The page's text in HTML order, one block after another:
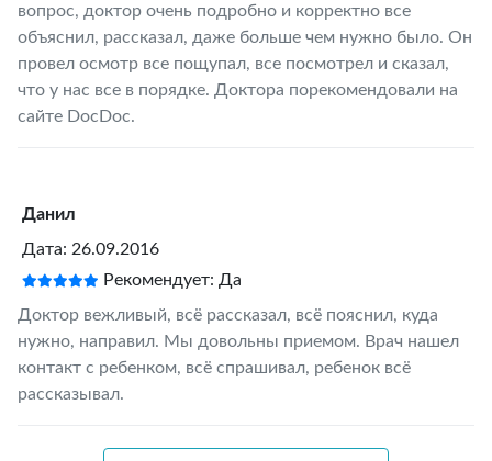
вопрос, доктор очень подробно и корректно все
объяснил, рассказал, даже больше чем нужно было. Он
провел осмотр все пощупал, все посмотрел и сказал,
что у нас все в порядке. Доктора порекомендовали на
сайте DocDoc.
Данил
Дата: 26.09.2016
Рекомендует: Да
Доктор вежливый, всё рассказал, всё пояснил, куда
нужно, направил. Мы довольны приемом. Врач нашел
контакт с ребенком, всё спрашивал, ребенок всё
рассказывал.